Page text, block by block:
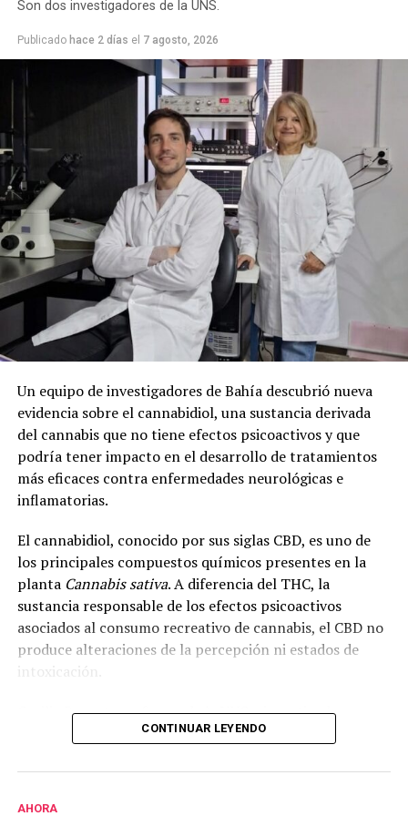
Son dos investigadores de la UNS.
Publicado hace 2 días el 7 agosto, 2026
Un equipo de investigadores de Bahía descubrió nueva
evidencia sobre el cannabidiol, una sustancia derivada
del cannabis que no tiene efectos psicoactivos y que
podría tener impacto en el desarrollo de tratamientos
más eficaces contra enfermedades neurológicas e
inflamatorias.
El cannabidiol, conocido por sus siglas CBD, es uno de
los principales compuestos químicos presentes en la
planta Cannabis sativa. A diferencia del THC, la
sustancia responsable de los efectos psicoactivos
asociados al consumo recreativo de cannabis, el CBD no
produce alteraciones de la percepción ni estados de
Cecilia Bouzat, profesora de la UNS e investigadora
superior del CONICET, explicó que en la investigación se
7, una molécula que interviene en la comunicación
CONTINUAR LEYENDO
AHORA